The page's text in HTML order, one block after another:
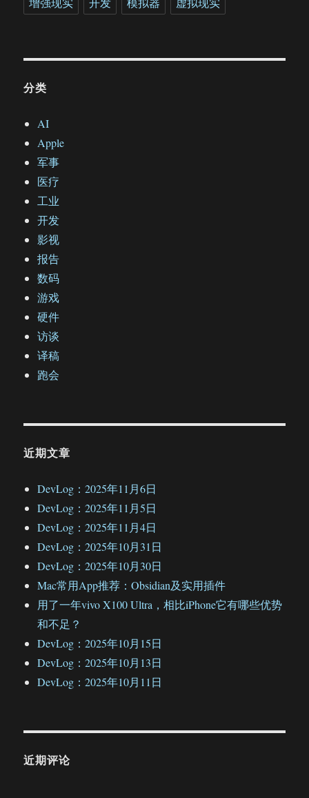
分类
AI
Apple
军事
医疗
工业
开发
影视
报告
数码
游戏
硬件
访谈
译稿
跑会
近期文章
DevLog：2025年11月6日
DevLog：2025年11月5日
DevLog：2025年11月4日
DevLog：2025年10月31日
DevLog：2025年10月30日
Mac常用App推荐：Obsidian及实用插件
用了一年vivo X100 Ultra，相比iPhone它有哪些优势
和不足？
DevLog：2025年10月15日
DevLog：2025年10月13日
DevLog：2025年10月11日
近期评论